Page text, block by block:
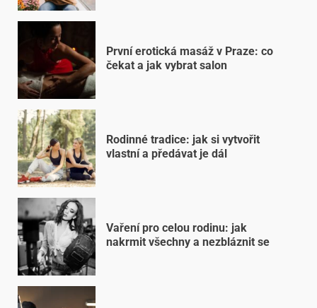
První erotická masáž v Praze: co
čekat a jak vybrat salon
Rodinné tradice: jak si vytvořit
vlastní a předávat je dál
Vaření pro celou rodinu: jak
nakrmit všechny a nezbláznit se